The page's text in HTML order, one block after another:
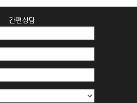
간편상담